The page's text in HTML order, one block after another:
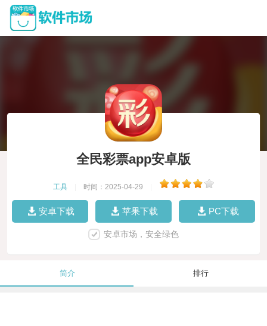
全民彩票app安卓版
工具 时间：2025-04-29
安卓下载 苹果下载 PC下载
安卓市场，安全绿色
简介 排行